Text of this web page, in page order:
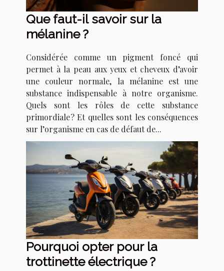
Que faut-il savoir sur la
mélanine ?
Considérée comme un pigment foncé qui
permet à la peau aux yeux et cheveux d’avoir
une couleur normale, la mélanine est une
substance indispensable à notre organisme.
Quels sont les rôles de cette substance
primordiale ? Et quelles sont les conséquences
sur l’organisme en cas de défaut de...
Pourquoi opter pour la
trottinette électrique ?